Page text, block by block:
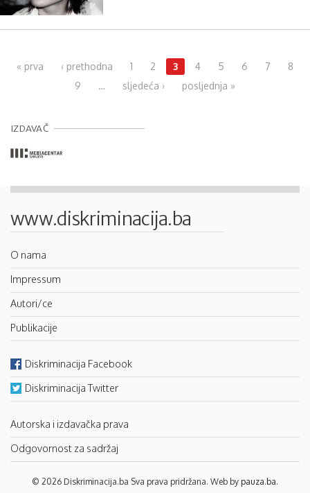
« prva ‹ prethodna 1 2 3 4 5 6 7
8
9
… sljedeća › posljednja »
IZDAVAČ
www.diskriminacija.ba
O nama
Impressum
Autori/ce
Publikacije
Diskriminacija Facebook
Diskriminacija Twitter
Autorska i izdavačka prava
Odgovornost za sadržaj
© 2026 Diskriminacija.ba Sva prava pridržana. Web by pauza.ba.